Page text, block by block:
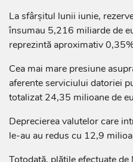
La sfârșitul lunii iunie,
însumau 5,216 miliarde de
reprezintă aproximativ
Cea mai mare presiune
aferente serviciului datoriei
totalizat 24,35 milioane de
Deprecierea valutelor care
le-au au redus cu 12,9